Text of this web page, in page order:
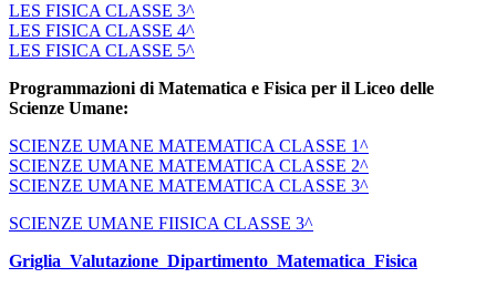
LES FISICA CLASSE 3^
LES FISICA CLASSE 4^
LES FISICA CLASSE 5^
Programmazioni di Matematica e Fisica per il Liceo delle
Scienze Umane:
SCIENZE UMANE MATEMATICA CLASSE 1^
SCIENZE UMANE MATEMATICA CLASSE 2^
SCIENZE UMANE MATEMATICA CLASSE 3^
SCIENZE UMANE FIISICA CLASSE 3^
Griglia_Valutazione_Dipartimento_Matematica_Fisica